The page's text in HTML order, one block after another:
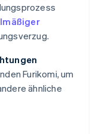
Furikomi, um
ähnliche